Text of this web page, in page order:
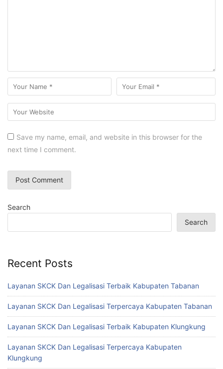
Save my name, email, and website in this browser for the
next time I comment.
Search
Search
Recent Posts
Layanan SKCK Dan Legalisasi Terbaik Kabupaten Tabanan
Layanan SKCK Dan Legalisasi Terpercaya Kabupaten Tabanan
Layanan SKCK Dan Legalisasi Terbaik Kabupaten Klungkung
Layanan SKCK Dan Legalisasi Terpercaya Kabupaten
Klungkung